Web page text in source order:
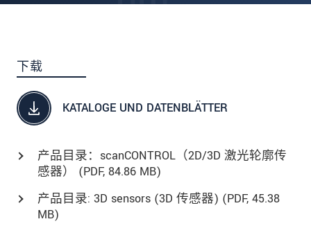
下载
KATALOGE UND DATENBLÄTTER
产品目录：scanCONTROL（2D/3D 激光轮廓传
感器） (PDF, 84.86 MB)
产品目录: 3D sensors (3D 传感器) (PDF, 45.38
MB)